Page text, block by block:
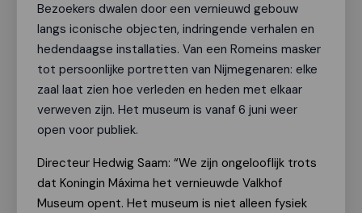
Bezoekers dwalen door een vernieuwd gebouw
langs iconische objecten, indringende verhalen en
hedendaagse installaties. Van een Romeins masker
tot persoonlijke portretten van Nijmegenaren: elke
zaal laat zien hoe verleden en heden met elkaar
verweven zijn. Het museum is vanaf 6 juni weer
open voor publiek.
Directeur Hedwig Saam: “We zijn ongelooflijk trots
dat Koningin Máxima het vernieuwde Valkhof
Museum opent. Het museum is niet alleen fysiek